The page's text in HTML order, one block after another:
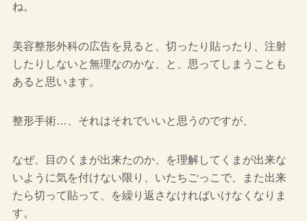
ね。
美容整形外科の広告を見ると、切ったり貼ったり、注射
したりしないと無理なのかな、と、思ってしまうことも
あると思います。
整形手術…、それはそれでいいと思うのですが、
なぜ、目のくまが出来たのか、を理解してくまが出来な
いように気を付けない限り、いたちごっこで、また出来
たら切って貼って、を繰り返さなければいけなくなりま
す。